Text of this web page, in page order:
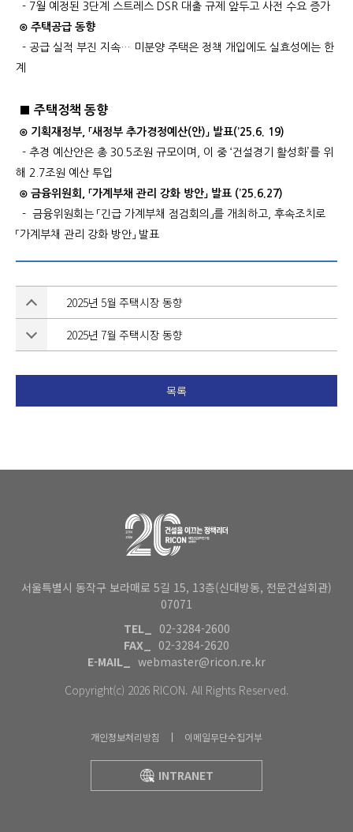
- 7월 예정된 3단계 스트레스 DSR 대출 규제 앞두고 사전 수요 증가
⊙ 주택공급 동향
- 공급 실적 부진 지속… 미분양 주택은 정책 개입에도 실효성에는 한
계
■ 주택정책 동향
⊙ 기획재정부, 「새정부 추가경정예산(안)」 발표(’25.6. 19)
- 추경 예산안은 총 30.5조원 규모이며, 이 중 ‘건설경기 활성화’를 위
해 2.7조원 예산 투입
⊙ 금융위원회, 「가계부채 관리 강화 방안」 발표 (’25.6.27)
- 금융위원회는 「긴급 가계부채 점검회의」를 개최하고, 후속조치로
「가계부채 관리 강화 방안」 발표
2025년 5월 주택시장 동향
2025년 7월 주택시장 동향
목록
서울특별시 동작구 보라매로 5길 15, 13층(신대방동, 전문건설회관)
07071
TEL_
02-3284-2600
FAX_
02-3284-2620
E-MAIL_
webmaster@ricon.re.kr
Copyright(c) 2026 RICON. All Rights Reserved.
개인정보처리방침 이메일무단수집거부
INTRANET